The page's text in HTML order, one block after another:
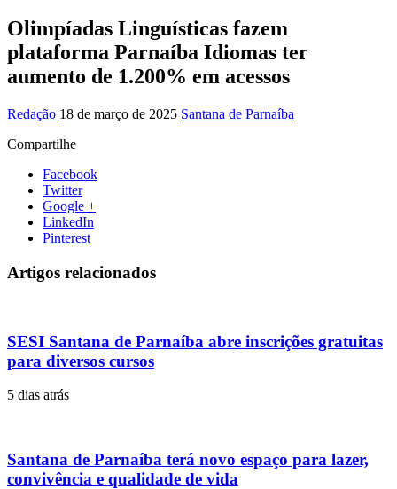
Olimpíadas Linguísticas fazem
plataforma Parnaíba Idiomas ter
aumento de 1.200% em acessos
Redação 18 de março de 2025 Santana de Parnaíba
Compartilhe
Facebook
Twitter
Google +
LinkedIn
Pinterest
Artigos relacionados
SESI Santana de Parnaíba abre inscrições gratuitas
para diversos cursos
5 dias atrás
Santana de Parnaíba terá novo espaço para lazer,
convivência e qualidade de vida